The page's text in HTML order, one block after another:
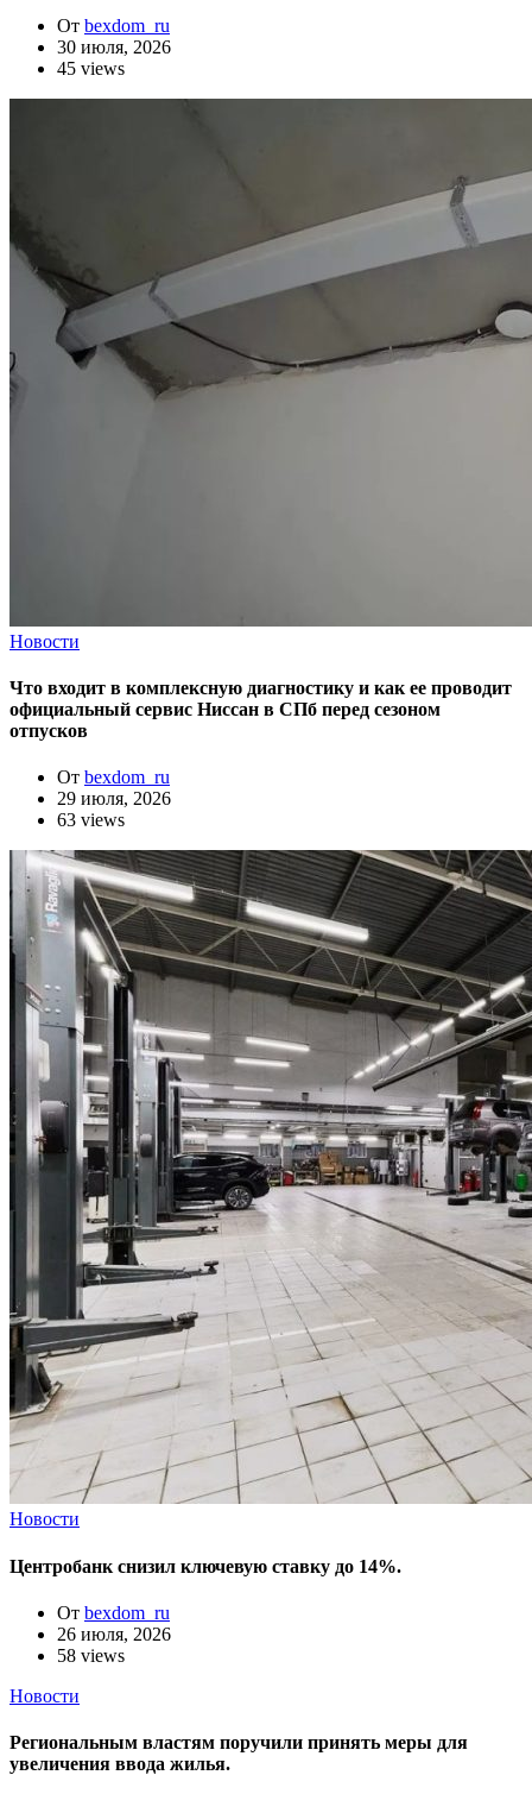
От bexdom_ru
30 июля, 2026
45 views
Новости
Что входит в комплексную диагностику и как ее проводит
официальный сервис Ниссан в СПб перед сезоном
отпусков
От bexdom_ru
29 июля, 2026
63 views
Новости
Центробанк снизил ключевую ставку до 14%.
От bexdom_ru
26 июля, 2026
58 views
Новости
Региональным властям поручили принять меры для
увеличения ввода жилья.